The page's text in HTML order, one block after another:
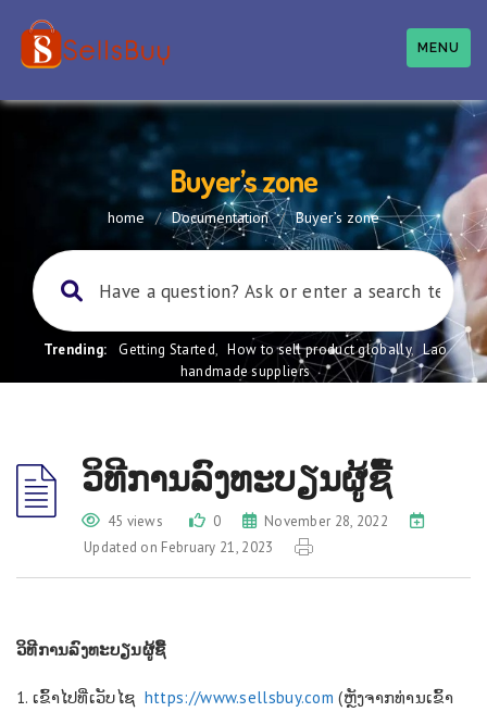
MENU
Buyer’s zone
home / Documentation / Buyer’s zone
Trending: Getting Started, How to sell product globally, Lao
handmade suppliers
ວິທີການລົງທະບຽນຜູ້​ຊື້
45 views 0
November 28, 2022
Updated on February 21, 2023
ວິທີການລົງທະບຽນຜູ້​ຊື້
1. ເຂົ້າໄປ​ທີ່​ເວັບ​ໄຊ​ https://www.sellsbuy.com (ຫຼັງ​ຈາກ​​ທ່ານເຂົ້າ